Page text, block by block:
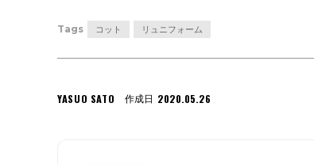
Tags コット リュニフォーム
YASUO SATO 作成日 2020.05.26